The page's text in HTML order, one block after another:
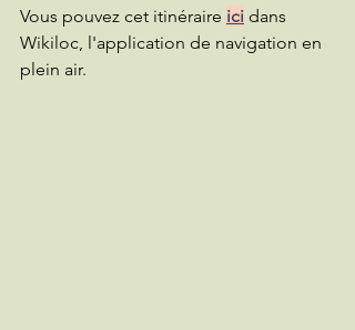
Vous pouvez cet itinéraire ici dans
Wikiloc, l'application de navigation en
plein air.